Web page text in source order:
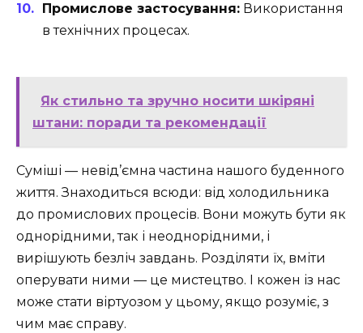
Промислове застосування: Використання
в технічних процесах.
Як стильно та зручно носити шкіряні
штани: поради та рекомендації
Суміші — невід’ємна частина нашого буденного
життя. Знаходиться всюди: від холодильника
до промислових процесів. Вони можуть бути як
однорідними, так і неоднорідними, і
вирішують безліч завдань. Розділяти їх, вміти
оперувати ними — це мистецтво. І кожен із нас
може стати віртуозом у цьому, якщо розуміє, з
чим має справу.